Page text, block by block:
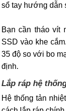
sổ tay hướng dẫn
Bạn cần tháo vít
SSD vào khe
35 độ so với bo
định.
Lắp ráp hệ
Hệ thống tản